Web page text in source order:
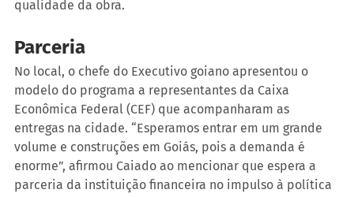
qualidade da obra.
Parceria
No local, o chefe do Executivo goiano apresentou o
modelo do programa a representantes da Caixa
Econômica Federal (CEF) que acompanharam as
entregas na cidade. “Esperamos entrar em um grande
volume e construções em Goiás, pois a demanda é
enorme”, afirmou Caiado ao mencionar que espera a
parceria da instituição financeira no impulso à política